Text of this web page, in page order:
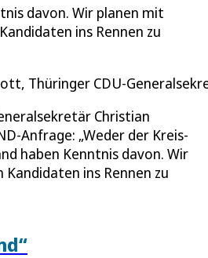
davon. Wir planen mit
ins Rennen zu
Thüringer CDU-
Christian
Anfrage: „Weder der Kreis-
haben Kenntnis davon. Wir
ins Rennen zu